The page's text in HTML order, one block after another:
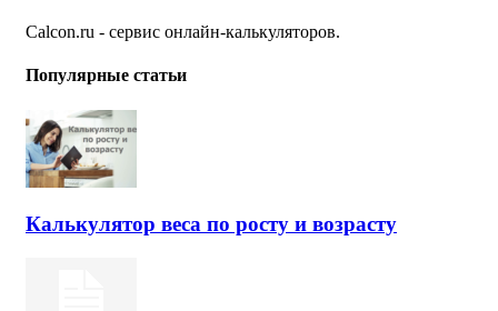
Calcon.ru - сервис онлайн-калькуляторов.
Популярные статьи
Калькулятор веса по росту и возрасту